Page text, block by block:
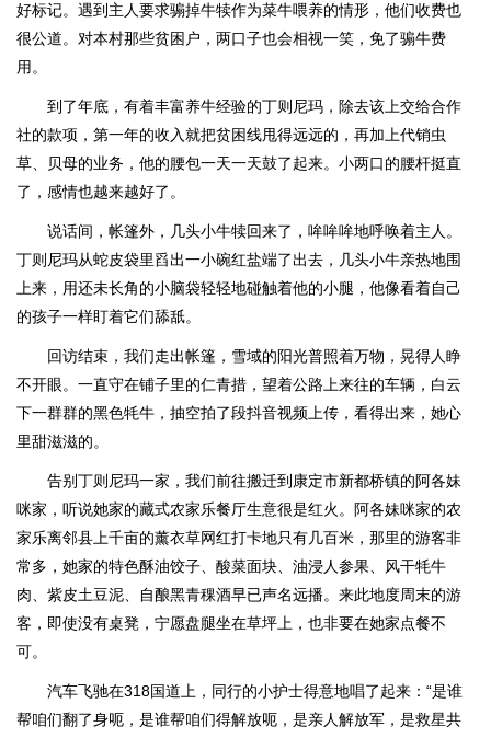
好标记。遇到主人要求骟掉牛犊作为菜牛喂养的情形，他们收费也
很公道。对本村那些贫困户，两口子也会相视一笑，免了骟牛费
用。
到了年底，有着丰富养牛经验的丁则尼玛，除去该上交给合作
社的款项，第一年的收入就把贫困线甩得远远的，再加上代销虫
草、贝母的业务，他的腰包一天一天鼓了起来。小两口的腰杆挺直
了，感情也越来越好了。
说话间，帐篷外，几头小牛犊回来了，哞哞哞地呼唤着主人。
丁则尼玛从蛇皮袋里舀出一小碗红盐端了出去，几头小牛亲热地围
上来，用还未长角的小脑袋轻轻地碰触着他的小腿，他像看着自己
的孩子一样盯着它们舔舐。
回访结束，我们走出帐篷，雪域的阳光普照着万物，晃得人睁
不开眼。一直守在铺子里的仁青措，望着公路上来往的车辆，白云
下一群群的黑色牦牛，抽空拍了段抖音视频上传，看得出来，她心
里甜滋滋的。
告别丁则尼玛一家，我们前往搬迁到康定市新都桥镇的阿各妹
咪家，听说她家的藏式农家乐餐厅生意很是红火。阿各妹咪家的农
家乐离邻县上千亩的薰衣草网红打卡地只有几百米，那里的游客非
常多，她家的特色酥油饺子、酸菜面块、油浸人参果、风干牦牛
肉、紫皮土豆泥、自酿黑青稞酒早已声名远播。来此地度周末的游
客，即使没有桌凳，宁愿盘腿坐在草坪上，也非要在她家点餐不
可。
汽车飞驰在318国道上，同行的小护士得意地唱了起来：“是谁
帮咱们翻了身呃，是谁帮咱们得解放呃，是亲人解放军，是救星共